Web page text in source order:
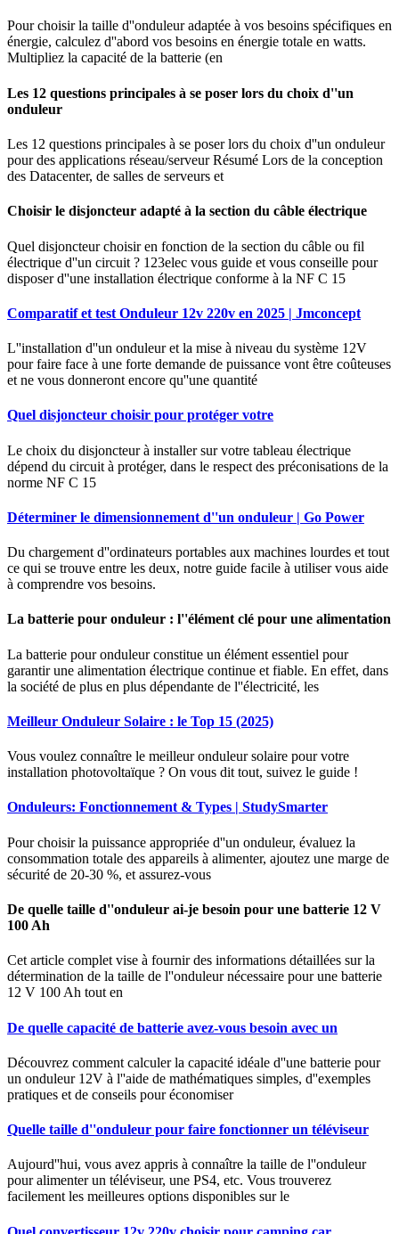
Pour choisir la taille d''onduleur adaptée à vos besoins spécifiques en
énergie, calculez d''abord vos besoins en énergie totale en watts.
Multipliez la capacité de la batterie (en
Les 12 questions principales à se poser lors du choix d''un
onduleur
Les 12 questions principales à se poser lors du choix d''un onduleur
pour des applications réseau/serveur Résumé Lors de la conception
des Datacenter, de salles de serveurs et
Choisir le disjoncteur adapté à la section du câble électrique
Quel disjoncteur choisir en fonction de la section du câble ou fil
électrique d''un circuit ? 123elec vous guide et vous conseille pour
disposer d''une installation électrique conforme à la NF C 15
Comparatif et test Onduleur 12v 220v en 2025 | Jmconcept
L''installation d''un onduleur et la mise à niveau du système 12V
pour faire face à une forte demande de puissance vont être coûteuses
et ne vous donneront encore qu''une quantité
Quel disjoncteur choisir pour protéger votre
Le choix du disjoncteur à installer sur votre tableau électrique
dépend du circuit à protéger, dans le respect des préconisations de la
norme NF C 15
Déterminer le dimensionnement d''un onduleur | Go Power
Du chargement d''ordinateurs portables aux machines lourdes et tout
ce qui se trouve entre les deux, notre guide facile à utiliser vous aide
à comprendre vos besoins.
La batterie pour onduleur : l''élément clé pour une alimentation
La batterie pour onduleur constitue un élément essentiel pour
garantir une alimentation électrique continue et fiable. En effet, dans
la société de plus en plus dépendante de l''électricité, les
Meilleur Onduleur Solaire : le Top 15 (2025)
Vous voulez connaître le meilleur onduleur solaire pour votre
installation photovoltaïque ? On vous dit tout, suivez le guide !
Onduleurs: Fonctionnement & Types | StudySmarter
Pour choisir la puissance appropriée d''un onduleur, évaluez la
consommation totale des appareils à alimenter, ajoutez une marge de
sécurité de 20-30 %, et assurez-vous
De quelle taille d''onduleur ai-je besoin pour une batterie 12 V
100 Ah
Cet article complet vise à fournir des informations détaillées sur la
détermination de la taille de l''onduleur nécessaire pour une batterie
12 V 100 Ah tout en
De quelle capacité de batterie avez-vous besoin avec un
Découvrez comment calculer la capacité idéale d''une batterie pour
un onduleur 12V à l''aide de mathématiques simples, d''exemples
pratiques et de conseils pour économiser
Quelle taille d''onduleur pour faire fonctionner un téléviseur
Aujourd''hui, vous avez appris à connaître la taille de l''onduleur
pour alimenter un téléviseur, une PS4, etc. Vous trouverez
facilement les meilleures options disponibles sur le